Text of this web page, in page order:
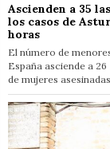
Ascienden a 35
los casos de
horas
El número de
España asciende a
de mujeres